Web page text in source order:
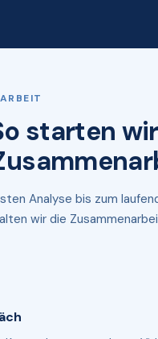
starten
Analyse bis zum
wir die